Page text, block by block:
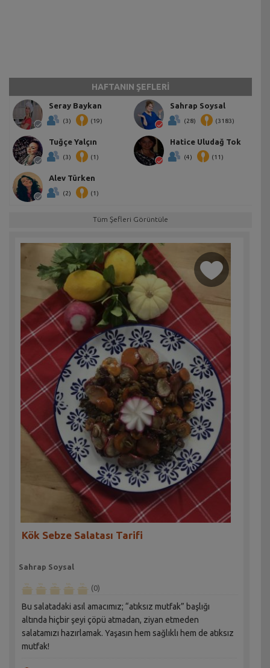
HAFTANIN ŞEFLERİ
Seray Baykan
(3) (19)
Sahrap Soysal
(28) (3183)
Tuğçe Yalçın
(3) (1)
Hatice Uludağ Tok
(4) (11)
Alev Türken
(2) (1)
Tüm Şefleri Görüntüle
Kök Sebze Salatası Tarifi
Sahrap Soysal
(0)
Bu salatadaki asıl amacımız; “atıksız mutfak” başlığı
altında hiçbir şeyi çöpü atmadan, ziyan etmeden
salatamızı hazırlamak. Yaşasın hem sağlıklı hem de atıksız
mutfak!